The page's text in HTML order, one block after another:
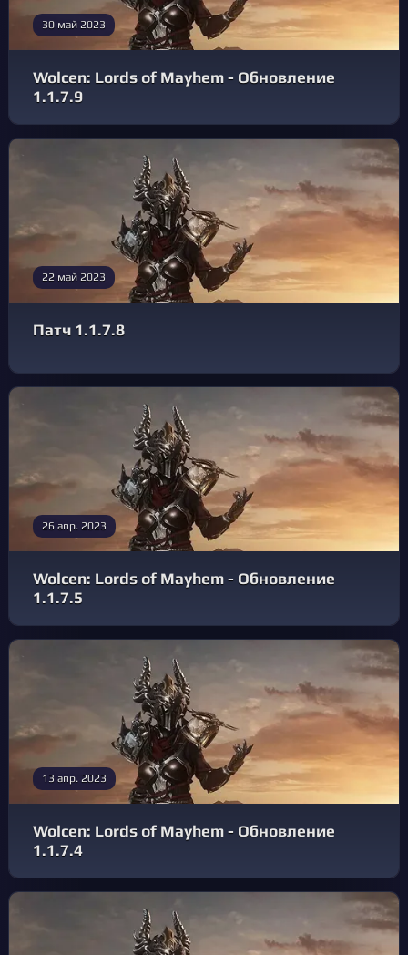
30 май 2023
Wolcen: Lords of Mayhem - Обновление
1.1.7.9
22 май 2023
Патч 1.1.7.8
26 апр. 2023
Wolcen: Lords of Mayhem - Обновление
1.1.7.5
13 апр. 2023
Wolcen: Lords of Mayhem - Обновление
1.1.7.4